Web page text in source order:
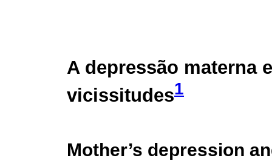
A depressão materna
vicissitudes1
Mother’s depression